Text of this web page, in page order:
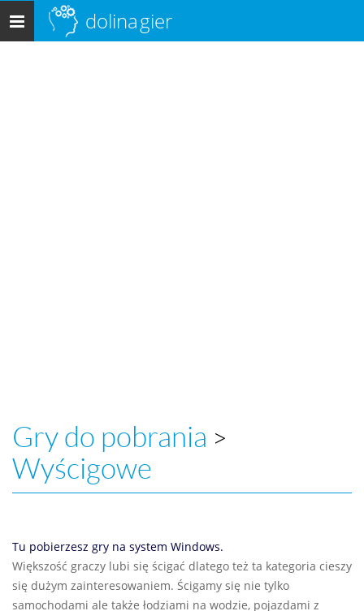
Menu
główne
dolinagier
Gry do pobrania >
Wyścigowe
Tu pobierzesz gry na system Windows.
Większość graczy lubi się ścigać dlatego też ta kategoria cieszy
się dużym zainteresowaniem. Ścigamy się nie tylko
samochodami ale także łodziami na wodzie, pojazdami z